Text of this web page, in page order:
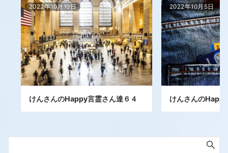
2022年10月10日
けんさんのHappy言霊さん達６４
2022年10月5日
けんさんの